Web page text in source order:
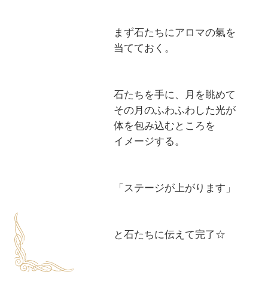
まず石たちにアロマの氣を
当てておく。
石たちを手に、月を眺めて
その月のふわふわした光が
体を包み込むところを
イメージする。
「ステージが上がります」
と石たちに伝えて完了☆